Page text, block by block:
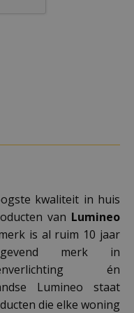
kwaliteit in huis
van Lumineo
is al ruim 10 jaar
merk in
én
Lumineo staat
die elke woning